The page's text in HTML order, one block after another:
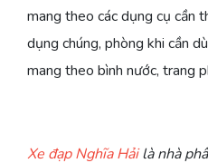
mang theo các dụng cụ cần
dụng chúng, phòng khi cần
mang theo bình nước, trang
Xe đạp Nghĩa Hảilà nhà